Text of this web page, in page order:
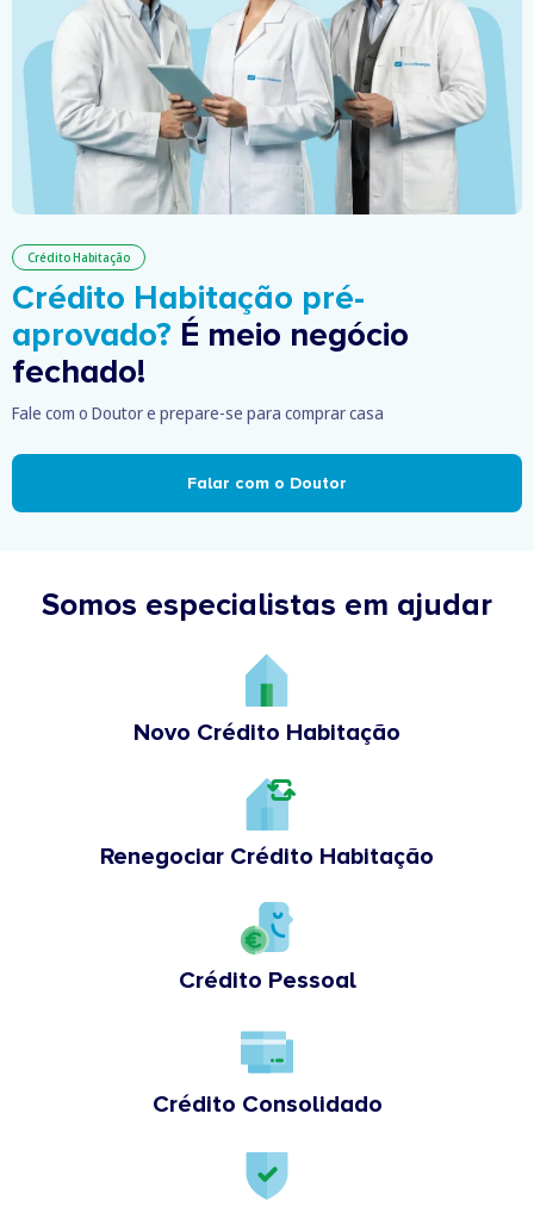
Crédito Habitação
Crédito Habitação pré-
aprovado? É meio negócio
fechado!
Fale com o Doutor e prepare-se para comprar casa
Falar com o Doutor
Somos especialistas em ajudar
Novo Crédito Habitação
Renegociar Crédito Habitação
Crédito Pessoal
Crédito Consolidado